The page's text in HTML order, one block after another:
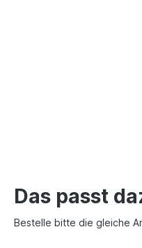
Das passt
Bestelle bitte die gleiche